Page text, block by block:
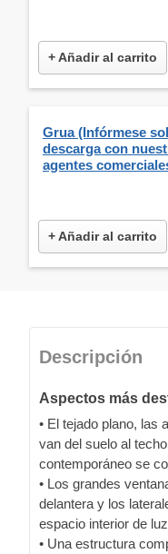
+ Añadir al carrito
Grua (Infórmese
descarga con
agentes
+ Añadir al carrito
Descripción
Aspectos más
• El tejado plano, las
van del suelo al
contemporáneo se
• Los grandes
delantera y los
espacio interior de
• Una estructura